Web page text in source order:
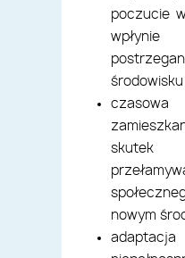
poczucie
środowisku
nowym